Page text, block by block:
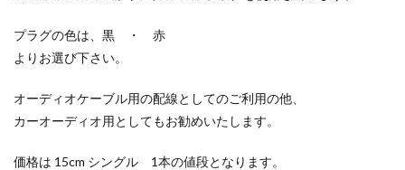
プラグの色は、黒 ・ 赤
よりお選び下さい。
オーディオケーブル用の配線としてのご利用の他、
カーオーディオ用としてもお勧めいたします。
価格は 15cm シングル 1本の値段となります。